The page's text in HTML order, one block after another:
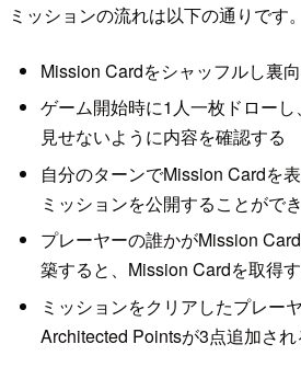
ミッションの流れは以下の通りです。
Mission Cardをシャッフルし裏
ゲーム開始時に1人一枚ドロー
見せないように内容を確認する
自分のターンでMission Cardを
ミッションを公開することがで
プレーヤーの誰かがMission
築すると、Mission Cardを取得
ミッションをクリアしたプレー
Architected Pointsが3点追加され